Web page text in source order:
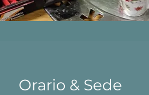
Orario & Sede